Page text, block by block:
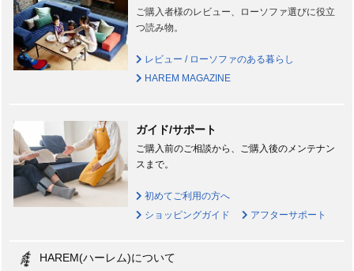
ご購入者様のレビュー、ローソファ選びに役立
つ読み物。
レビュー / ローソファのある暮らし
HAREM MAGAZINE
ガイド/サポート
ご購入前のご相談から、ご購入後のメンテナン
スまで。
初めてご利用の方へ
ショッピングガイド
アフターサポート
HAREM(ハーレム)について